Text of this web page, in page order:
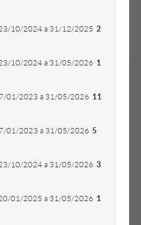
23/10/2024 a 31/12/2025 2
23/10/2024 a 31/05/2026 1
01/2023 a 31/05/2026 11
01/2023 a 31/05/2026 5
23/10/2024 a 31/05/2026 3
20/01/2025 a 31/05/2026 1